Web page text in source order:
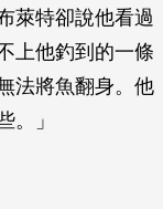
萊特卻說他看過
上他釣到的一條
法將魚翻身。他
。」